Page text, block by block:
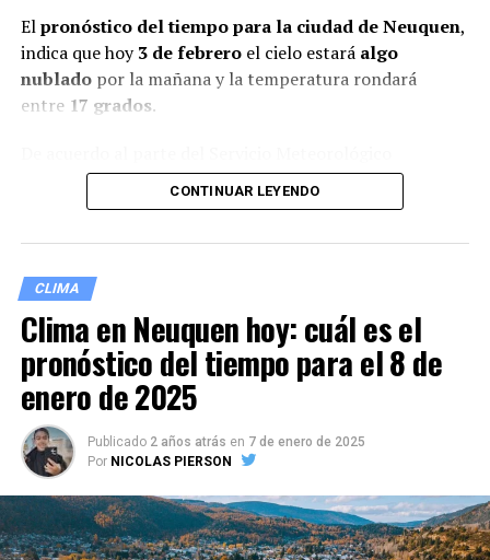
Elpronóstico del tiempo para la ciudad de Neuquen,
indica que hoy3 de febreroel cielo estará algo
nubladopor la mañana y la temperatura rondará
entre 17 grados.
Nacional, el clima se presentaría sin lluvias, y los vientos
del sudoeste correrán a una velocidad de entre 13 y 22
El sol sale a las 06:45 y se pone a las 20:46.
Pronóstico del tiempo en Neuquen
para la tarde y la noche
El parte del servicio meteorológico prevé que para
después del mediodía el cielo estará parcialmente
nublado y los vientos del sector sudoeste tendrán
velocidades estimadas entre 23 y 31 km/h. La
temperatura pronosticada sería de26 grados.
CONTINUAR LEYENDO
CLIMA
Clima en Neuquen hoy: cuál es el
pronóstico del tiempo para el 8 de
enero de 2025
Publicado 2 años atrás en 7 de enero de 2025
Por NICOLAS PIERSON